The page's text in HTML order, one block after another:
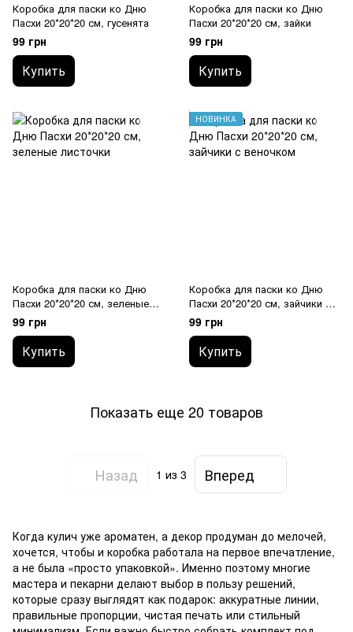
Коробка для паски ко Дню
Пасхи 20*20*20 см, гусенята
99 грн
Купить
Коробка для паски ко Дню
Пасхи 20*20*20 см, зайки
99 грн
Купить
Коробка для паски ко Дню
Пасхи 20*20*20 см, зеленые
листочки
99 грн
Купить
НОВИНКА
Коробка для паски ко Дню
Пасхи 20*20*20 см, зайчики с
веночком
99 грн
Купить
Показать еще 20 товаров
Назад 1 из 3 Вперед
Когда кулич уже ароматен, а декор продуман до мелочей,
хочется, чтобы и коробка работала на первое впечатление,
а не была «просто упаковкой». Именно поэтому многие
мастера и пекарни делают выбор в пользу решений,
которые сразу выглядят как подарок: аккуратные линии,
правильные пропорции, чистая печать или стильный